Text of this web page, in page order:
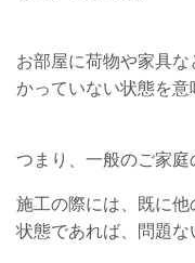
お部屋に荷物や家具
かっていない状態を意
つまり、一般のご家庭
施工の際には、既に
状態であれば、問題な